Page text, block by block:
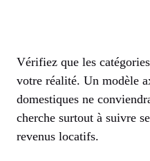
Vérifiez que les
votre réalité. Un modèle
domestiques ne
cherche surtout à suivre
revenus locatifs.